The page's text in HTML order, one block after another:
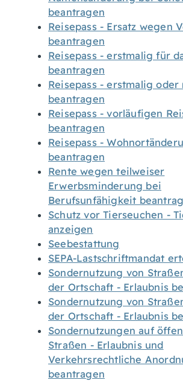
beantragen
Reisepass - Ersatz wegen
beantragen
Reisepass - erstmalig für
beantragen
Reisepass - erstmalig oder
beantragen
Reisepass - vorläufigen
beantragen
Reisepass -
beantragen
Rente wegen teilweiser
Erwerbsminderung bei
Berufsunfähigkeit
Schutz vor Tierseuchen -
anzeigen
Seebestattung
SEPA-Lastschriftmandat
Sondernutzung von
der Ortschaft - Erlaubnis
Sondernutzung von
der Ortschaft - Erlaubnis
Sondernutzungen auf
Straßen - Erlaubnis und
Verkehrsrechtliche
beantragen